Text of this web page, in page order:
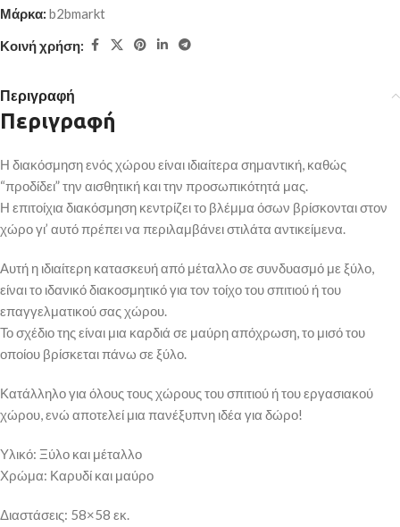
Μάρκα: b2bmarkt
Κοινή χρήση:
Περιγραφή
Περιγραφή
Η διακόσμηση ενός χώρου είναι ιδιαίτερα σημαντική, καθώς
“προδίδει” την αισθητική και την προσωπικότητά μας.
Η επιτοίχια διακόσμηση κεντρίζει το βλέμμα όσων βρίσκονται στον
χώρο γι’ αυτό πρέπει να περιλαμβάνει στιλάτα αντικείμενα.
Αυτή η ιδιαίτερη κατασκευή από μέταλλο σε συνδυασμό με ξύλο,
είναι το ιδανικό διακοσμητικό για τον τοίχο του σπιτιού ή του
επαγγελματικού σας χώρου.
Το σχέδιο της είναι μια καρδιά σε μαύρη απόχρωση, το μισό του
οποίου βρίσκεται πάνω σε ξύλο.
Κατάλληλο για όλους τους χώρους του σπιτιού ή του εργασιακού
χώρου, ενώ αποτελεί μια πανέξυπνη ιδέα για δώρο!
Υλικό: Ξύλο και μέταλλο
Χρώμα: Καρυδί και μαύρο
Διαστάσεις: 58×58 εκ.